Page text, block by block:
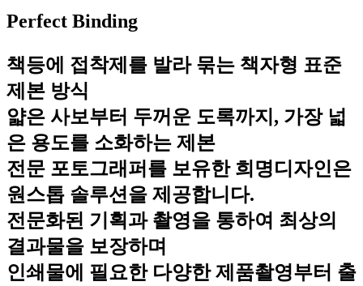
Perfect Binding
책등에 접착제를 발라 묶는 책자형 표준
제본 방식
얇은 사보부터 두꺼운 도록까지, 가장 넓
은 용도를 소화하는 제본
전문 포토그래퍼를 보유한 희명디자인은
원스톱 솔루션을 제공합니다.
전문화된 기획과 촬영을 통하여 최상의
결과물을 보장하며
인쇄물에 필요한 다양한 제품촬영부터 출